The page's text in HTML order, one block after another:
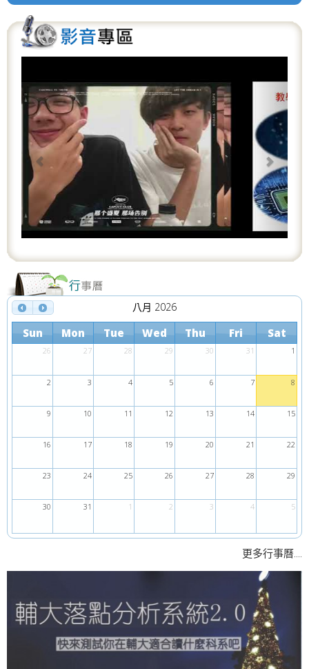
r
e
s
八月 2026
Sun Mon Tue Wed Thu Fri Sat
26 27 28 29 30 31 1
2 3 4 5 6 7 8
9 10 11 12 13 14 15
16 17 18 19 20 21 22
23 24 25 26 27 28 29
30 31 1 2 3 4 5
更多行事曆....